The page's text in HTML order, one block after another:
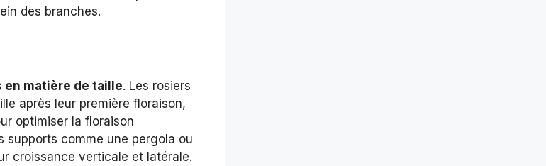
des branches.
matière de taille. Les rosiers
après leur première floraison,
optimiser la floraison
supports comme une pergola ou
croissance verticale et latérale.